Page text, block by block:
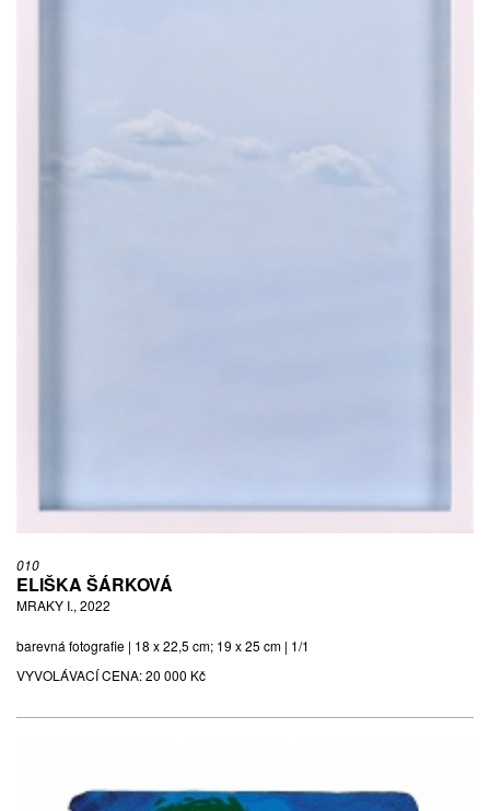
010
ELIŠKA ŠÁRKOVÁ
MRAKY I., 2022
barevná fotografie | 18 x 22,5 cm; 19 x 25 cm | 1/1
VYVOLÁVACÍ CENA:20 000 Kč